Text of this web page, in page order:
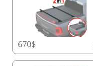
Расширьте
помощью
позволяет крепить
и другие аксессуары
простое решение для
использования.
670$